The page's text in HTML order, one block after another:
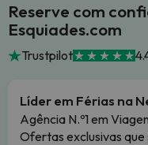
Reserve com
Esquiades.com
Trustpilot
Líder em Férias na
Agência N.º1 em
Ofertas exclusivas que